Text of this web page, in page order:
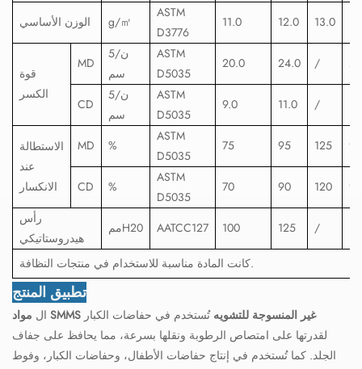
الوزن الأساسي g/㎡
ASTM
D3776
11.0 12.0 13.0
قوة
الكسر
MD
ن/5
سم
ASTM
D5035
20.0 24.0 /
CD
ن/5
سم
ASTM
D5035
9.0 11.0 /
الاستطالة
عند
الانكسار
MD %
ASTM
D5035
75 95 125 97
CD %
ASTM
D5035
70 90 120
95
رأس
هيدروستاتيكي
ممH20 AATCC127 100 125 /
كانت المادة مناسبة للاستخدام في منتجات النظافة.
تطبيق المنتج
ال مواد SMMS غير المنسوجة للتشويه تُستخدم في حفاضات الكبار
لقدرتها على امتصاص الرطوبة ونقلها بسرعة، مما يحافظ على جفاف
الجلد. كما تُستخدم في إنتاج حفاضات الأطفال، وحفاضات الكبار، وفوط